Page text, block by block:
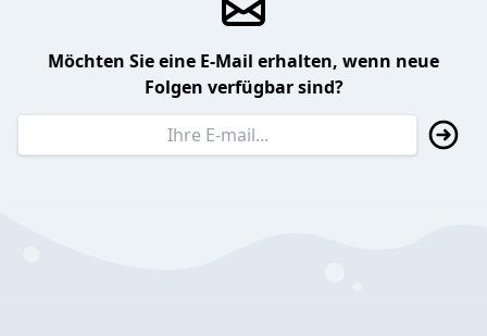
Möchten Sie eine E-Mail erhalten, wenn neue
Folgen verfügbar sind?